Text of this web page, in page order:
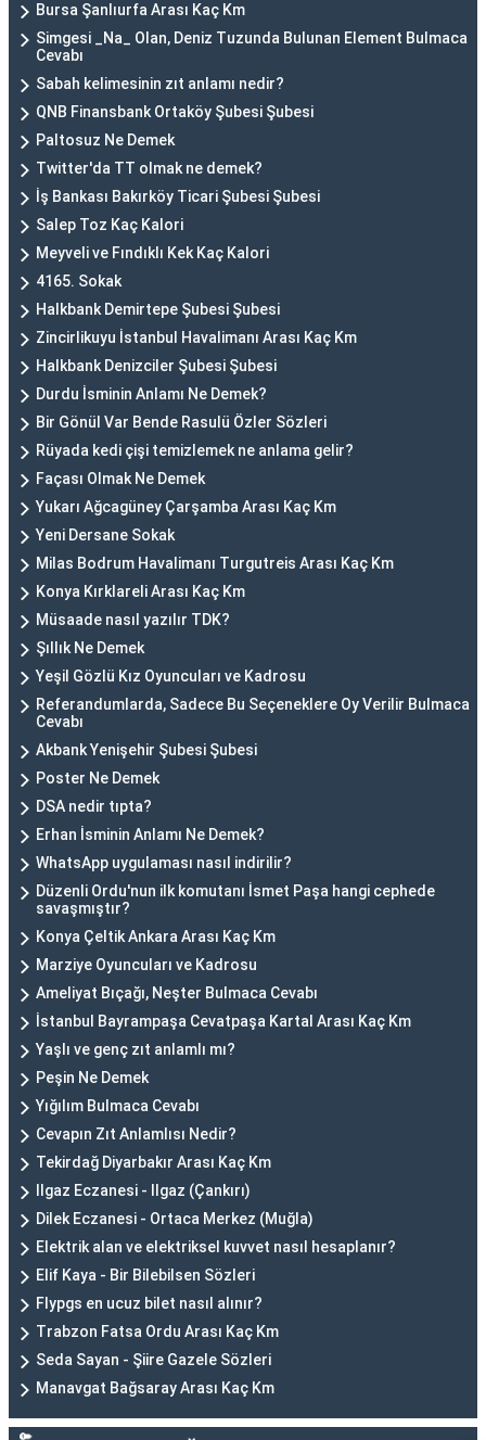
Bursa Şanlıurfa Arası Kaç Km
Simgesi _Na_ Olan, Deniz Tuzunda Bulunan Element Bulmaca
Cevabı
Sabah kelimesinin zıt anlamı nedir?
QNB Finansbank Ortaköy Şubesi Şubesi
Paltosuz Ne Demek
Twitter'da TT olmak ne demek?
İş Bankası Bakırköy Ticari Şubesi Şubesi
Salep Toz Kaç Kalori
Meyveli ve Fındıklı Kek Kaç Kalori
4165. Sokak
Halkbank Demirtepe Şubesi Şubesi
Zincirlikuyu İstanbul Havalimanı Arası Kaç Km
Halkbank Denizciler Şubesi Şubesi
Durdu İsminin Anlamı Ne Demek?
Bir Gönül Var Bende Rasulü Özler Sözleri
Rüyada kedi çişi temizlemek ne anlama gelir?
Façası Olmak Ne Demek
Yukarı Ağcagüney Çarşamba Arası Kaç Km
Yeni Dersane Sokak
Milas Bodrum Havalimanı Turgutreis Arası Kaç Km
Konya Kırklareli Arası Kaç Km
Müsaade nasıl yazılır TDK?
Şıllık Ne Demek
Yeşil Gözlü Kız Oyuncuları ve Kadrosu
Referandumlarda, Sadece Bu Seçeneklere Oy Verilir Bulmaca
Cevabı
Akbank Yenişehir Şubesi Şubesi
Poster Ne Demek
DSA nedir tıpta?
Erhan İsminin Anlamı Ne Demek?
WhatsApp uygulaması nasıl indirilir?
Düzenli Ordu'nun ilk komutanı İsmet Paşa hangi cephede
savaşmıştır?
Konya Çeltik Ankara Arası Kaç Km
Marziye Oyuncuları ve Kadrosu
Ameliyat Bıçağı, Neşter Bulmaca Cevabı
İstanbul Bayrampaşa Cevatpaşa Kartal Arası Kaç Km
Yaşlı ve genç zıt anlamlı mı?
Peşin Ne Demek
Yığılım Bulmaca Cevabı
Cevapın Zıt Anlamlısı Nedir?
Tekirdağ Diyarbakır Arası Kaç Km
Ilgaz Eczanesi - Ilgaz (Çankırı)
Dilek Eczanesi - Ortaca Merkez (Muğla)
Elektrik alan ve elektriksel kuvvet nasıl hesaplanır?
Elif Kaya - Bir Bilebilsen Sözleri
Flypgs en ucuz bilet nasıl alınır?
Trabzon Fatsa Ordu Arası Kaç Km
Seda Sayan - Şiire Gazele Sözleri
Manavgat Bağsaray Arası Kaç Km